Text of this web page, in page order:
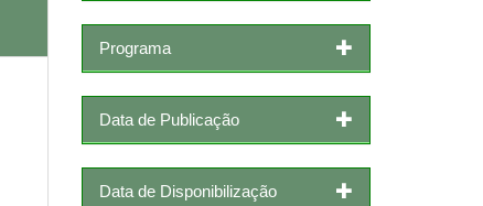
Programa
Data de Publicação
Data de Disponibilização